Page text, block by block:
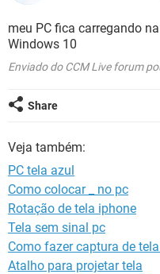
GUIA DE COMPRAS
INSTAGRAM
GUIA DE COMPRAS
CELULAR
OUTLOOK
INSTAGRAM
JOGOS
CELULAR
INSTAGRAM
meu PC fica carregando
Windows 10
Enviado do CCM Live forum
Share
Veja também:
PC tela azul
Como colocar _ no pc
Rotação de tela iphone
Tela sem sinal pc
Como fazer captura de
Atalho para projetar tela